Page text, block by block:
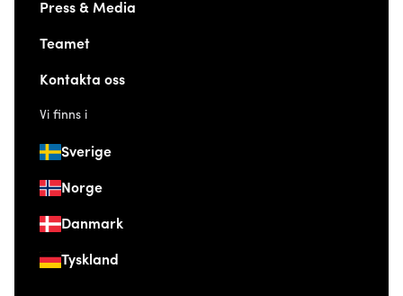
Press & Media
Teamet
Kontakta oss
Vi finns i
Sverige
Norge
Danmark
Tyskland